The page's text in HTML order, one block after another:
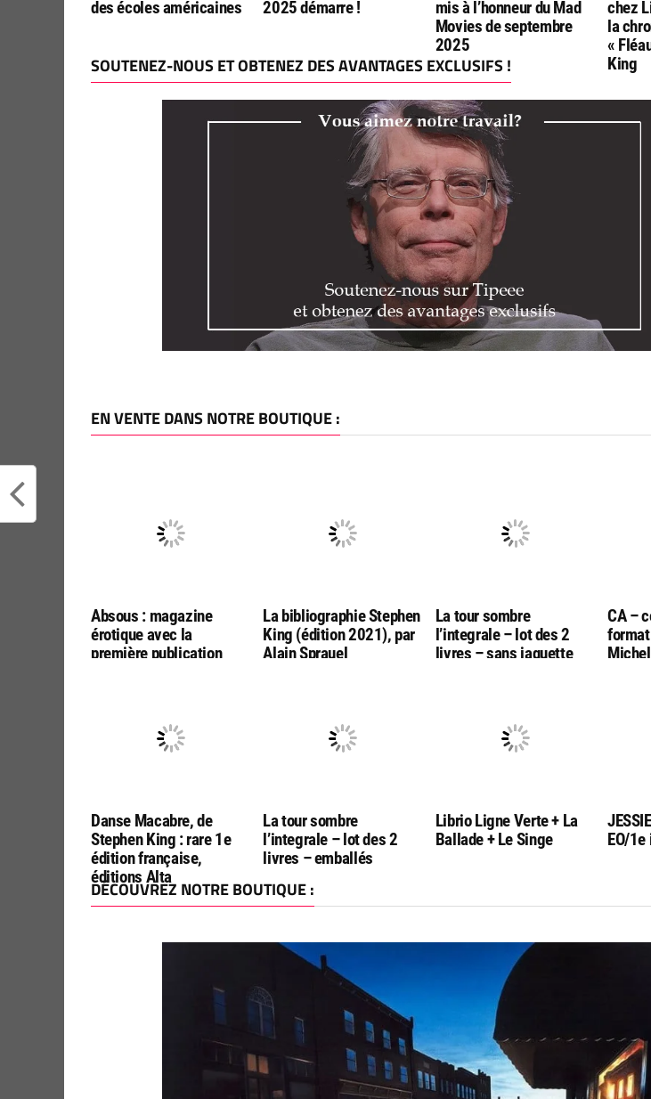
des écoles américaines
2025 démarre !
mis à l’honneur du Mad
Movies de septembre
2025
chez
la
«
King
SOUTENEZ-NOUS ET OBTENEZ DES AVANTAGES EXCLUSIFS !
EN VENTE DANS NOTRE BOUTIQUE :
Absous : magazine
érotique avec la
première publication
La bibliographie Stephen
King (édition 2021), par
Alain Sprauel
La tour sombre
l’integrale – lot des 2
livres – sans jaquette
CA –
Michel
Danse Macabre, de
Stephen King : rare 1e
édition française,
éditions Alta
La tour sombre
l’integrale – lot des 2
livres – emballés
Librio Ligne Verte + La
Ballade + Le Singe
EO/
DÉCOUVREZ NOTRE BOUTIQUE :